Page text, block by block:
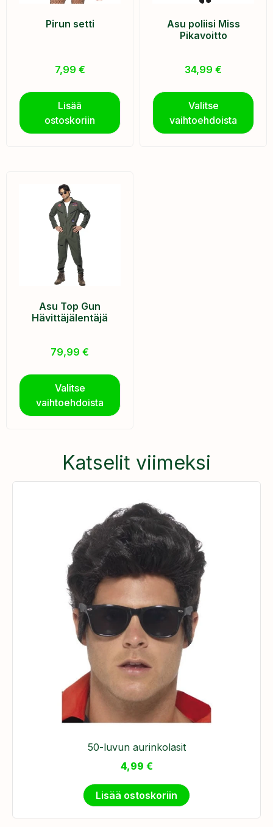
Pirun setti
7,99 €
Lisää
ostoskoriin
Asu poliisi Miss
Pikavoitto
34,99 €
Valitse
vaihtoehdoista
Asu Top Gun
Hävittäjälentäjä
79,99 €
Valitse
vaihtoehdoista
Katselit viimeksi
50-luvun aurinkolasit
4,99 €
Lisää ostoskoriin